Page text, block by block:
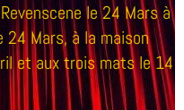
le 24 Mars à
24 Mars, à la maison
et aux trois mats le 14